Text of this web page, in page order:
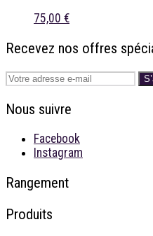
75,00 €
Recevez nos offres
Nous suivre
Facebook
Instagram
Rangement
Produits